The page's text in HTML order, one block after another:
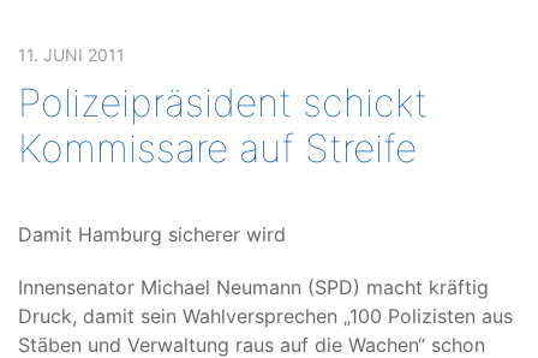
11. JUNI 2011
Polizeipräsident schickt
Kommissare auf Streife
Damit Hamburg sicherer wird
Innensenator Michael Neumann (SPD) macht kräftig
Druck, damit sein Wahlversprechen „100 Polizisten aus
Stäben und Verwaltung raus auf die Wachen“ schon